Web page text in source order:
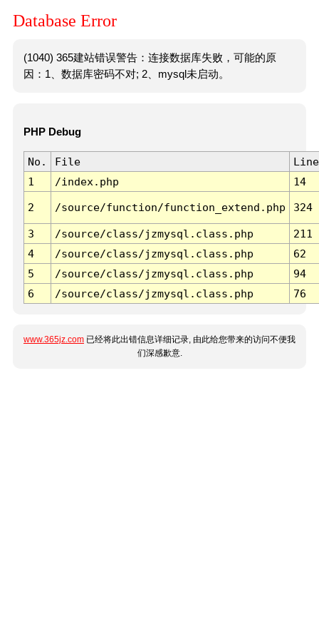
Database Error
(1040) 365建站错误警告：连接数据库失败，可能的原
因：1、数据库密码不对; 2、mysql未启动。
PHP Debug
No. File
Line
1
/index.php 14
2 /source/function/function_extend.php 324
3 /source/class/jzmysql.class.php
211
4
/source/class/jzmysql.class.php
62
5
/source/class/jzmysql.class.php
94
6
/source/class/jzmysql.class.php 76
www.365jz.com 已经将此出错信息详细记录, 由此给您带来的访问不便我
们深感歉意.